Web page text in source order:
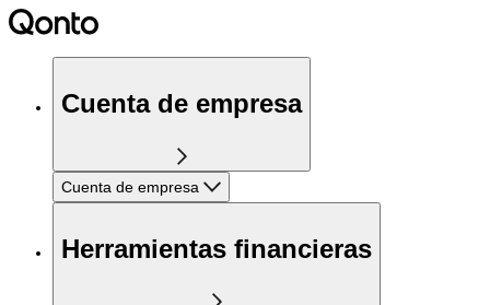
Cuenta de empresa
Cuenta de empresa
Herramientas financieras